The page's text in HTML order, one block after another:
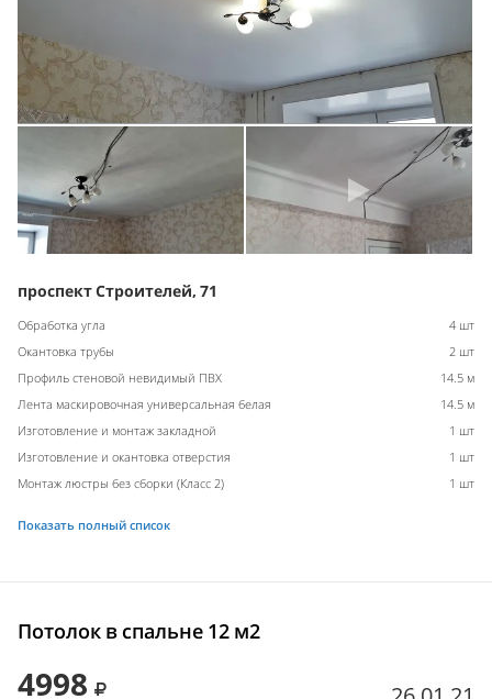
проспект Строителей, 71
Обработка угла
4 шт
Окантовка трубы
2 шт
Профиль стеновой невидимый ПВХ
14.5 м
Лента маскировочная универсальная белая
14.5 м
Изготовление и монтаж закладной
1 шт
Изготовление и окантовка отверстия
1 шт
Монтаж люстры без сборки (Класс 2)
1 шт
Показать полный список
Потолок в спальне 12 м2
4998